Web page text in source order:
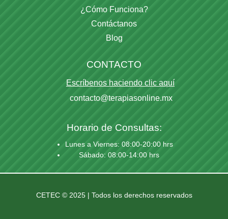
¿Cómo Funciona?
Contáctanos
Blog
CONTACTO
Escríbenos haciendo clic aquí
contacto@terapiasonline.mx
Horario de Consultas:
Lunes a Viernes: 08:00-20:00 hrs
Sábado: 08:00-14:00 hrs
CETEC © 2025 | Todos los derechos reservados